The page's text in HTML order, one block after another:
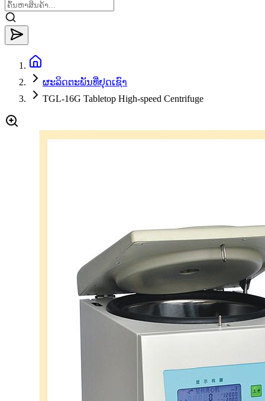
ຜະລິດຕະພັນທີ່ຢຸດເຊົາ
TGL-16G Tabletop High-speed Centrifuge